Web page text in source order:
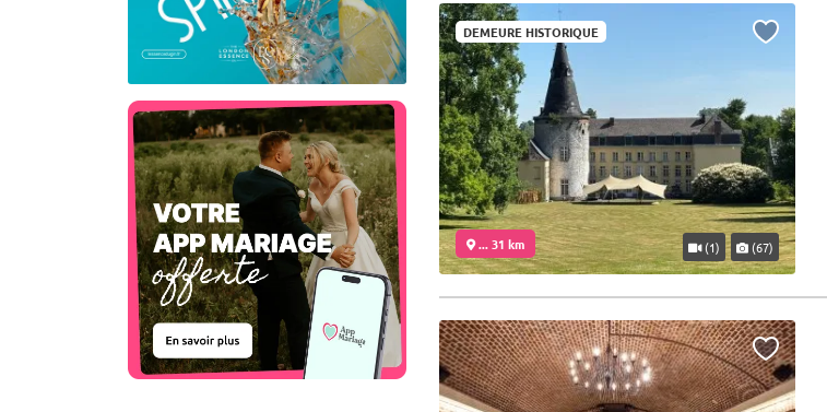
DEMEURE HISTORIQUE
... 31 km (1) (67)